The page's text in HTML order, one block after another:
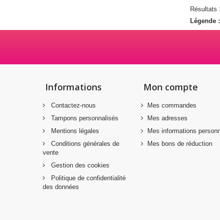
Résultats
Légende
Informations
Contactez-nous
Tampons personnalisés
Mentions légales
Conditions générales de
vente
Gestion des cookies
Politique de confidentialité
des données
Mon compte
Mes commandes
Mes adresses
Mes informations
Mes bons de réduction